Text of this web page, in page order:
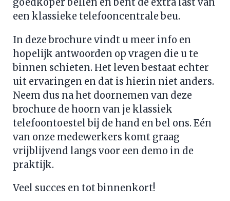
goedkoper bellen en bent de extra last van
een klassieke telefooncentrale beu.
In deze brochure vindt u meer info en
hopelijk antwoorden op vragen die u te
binnen schieten. Het leven bestaat echter
uit ervaringen en dat is hierin niet anders.
Neem dus na het doornemen van deze
brochure de hoorn van je klassiek
telefoontoestel bij de hand en bel ons. Eén
van onze medewerkers komt graag
vrijblijvend langs voor een demo in de
praktijk.
Veel succes en tot binnenkort!